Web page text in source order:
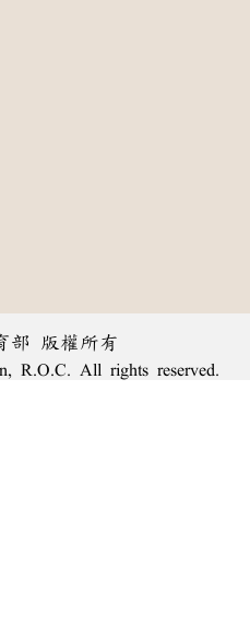
部 版權所有
R.O.C. All rights reserved.